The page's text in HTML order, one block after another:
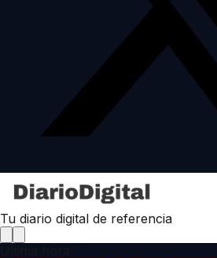
Tu diario digital de referencia